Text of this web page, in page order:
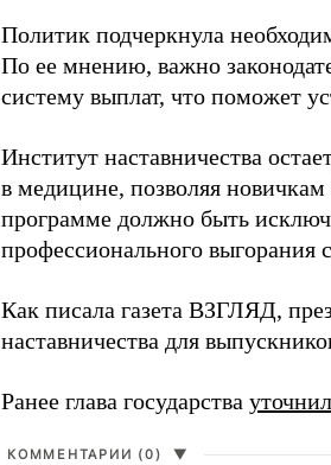
Политик подчеркнула
По ее мнению, важно
систему выплат, что поможет
Институт наставничества
в медицине, позволяя
программе должно быть
профессионального выгорания
Как писала газета ВЗГЛЯД,
наставничества для
Ранее глава государства уточнил
КОММЕНТАРИИ (0) ▼